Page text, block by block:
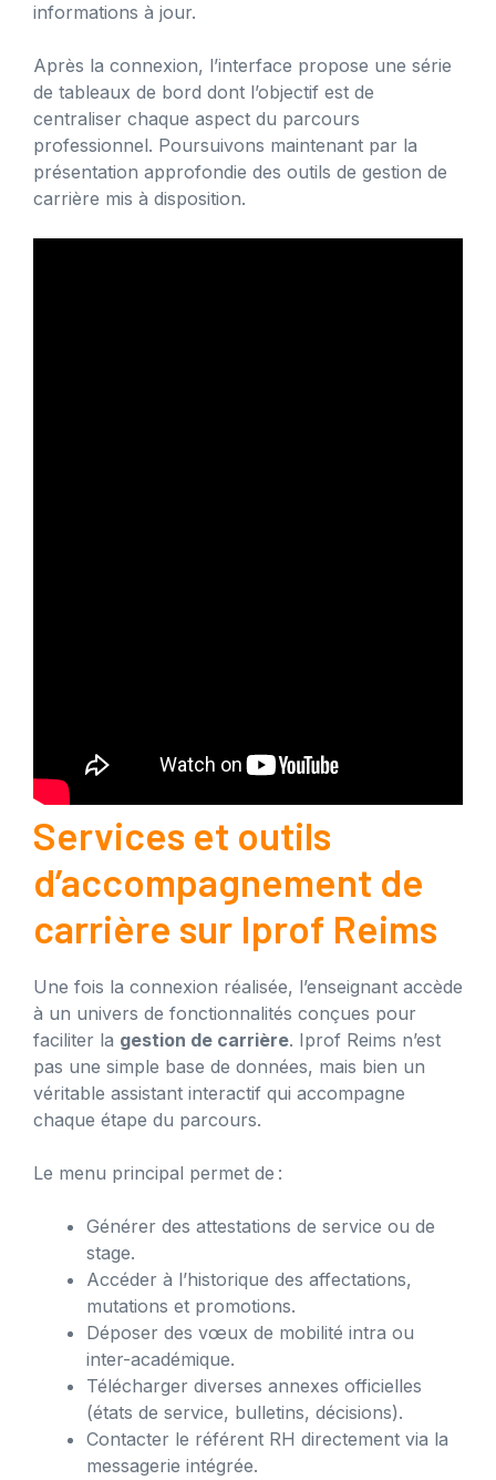
informations à jour.
Après la connexion, l’interface propose une série
de tableaux de bord dont l’objectif est de
centraliser chaque aspect du parcours
professionnel. Poursuivons maintenant par la
présentation approfondie des outils de gestion de
carrière mis à disposition.
Services et outils
d’accompagnement de
carrière sur Iprof Reims
Une fois la connexion réalisée, l’enseignant accède
à un univers de fonctionnalités conçues pour
faciliter la gestion de carrière. Iprof Reims n’est
pas une simple base de données, mais bien un
véritable assistant interactif qui accompagne
chaque étape du parcours.
Le menu principal permet de :
Générer des attestations de service ou de
stage.
Accéder à l’historique des affectations,
mutations et promotions.
Déposer des vœux de mobilité intra ou
inter-académique.
Télécharger diverses annexes officielles
(états de service, bulletins, décisions).
Contacter le référent RH directement via la
messagerie intégrée.